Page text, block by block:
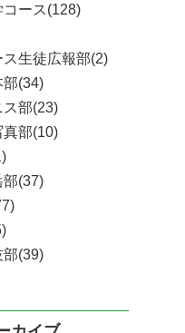
ース(128)
生徒広報部(2)
部(34)
部(23)
真部(10)
部(37)
部(39)